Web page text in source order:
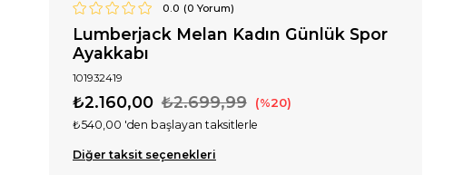
0.0 (0 Yorum)
Lumberjack Melan Kadın Günlük Spor
Ayakkabı
101932419
₺2.699,99
₺2.160,00 20
₺540,00 'den başlayan taksitlerle
Diğer taksit seçenekleri